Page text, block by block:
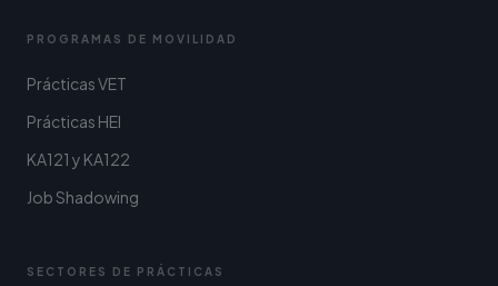
PROGRAMAS DE MOVILIDAD
Prácticas VET
Prácticas HEI
KA121 y KA122
Job Shadowing
SECTORES DE PRÁCTICAS